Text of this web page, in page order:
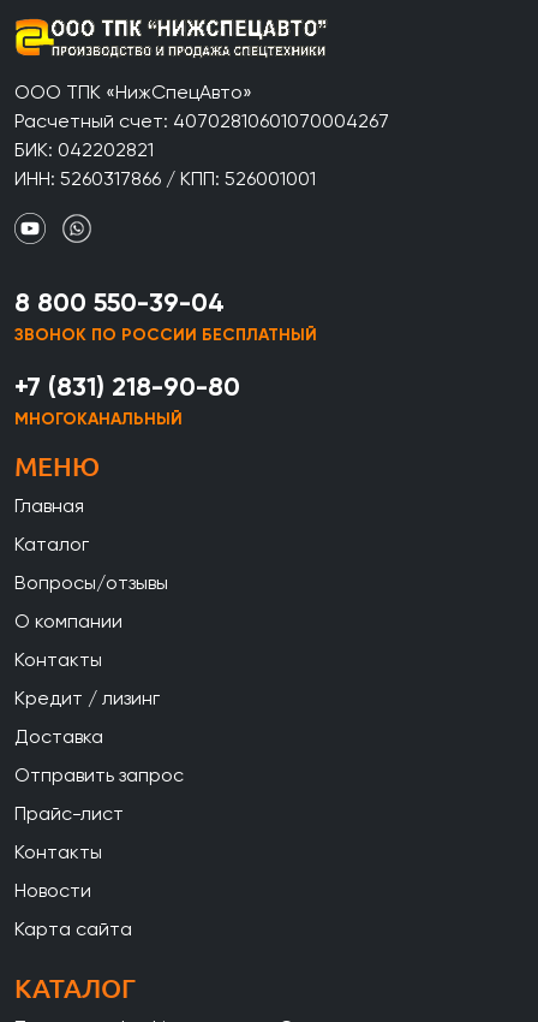
ООО ТПК «НижСпецАвто»
Расчетный счет: 40702810601070004267
БИК: 042202821
ИНН: 5260317866 / КПП: 526001001
8 800 550-39-04
ЗВОНОК ПО РОССИИ БЕСПЛАТНЫЙ
+7 (831) 218-90-80
МНОГОКАНАЛЬНЫЙ
МЕНЮ
Главная
Каталог
Вопросы/отзывы
О компании
Контакты
Кредит / лизинг
Доставка
Отправить запрос
Прайс-лист
Контакты
Новости
Карта сайта
КАТАЛОГ